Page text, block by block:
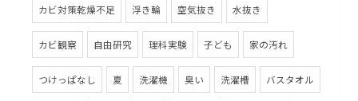
カビ対策乾燥不足 浮き輪 空気抜き 水抜き
カビ観察 自由研究 理科実験 子ども 家の汚れ
つけっぱなし 夏 洗濯機 臭い 洗濯槽 バスタオル